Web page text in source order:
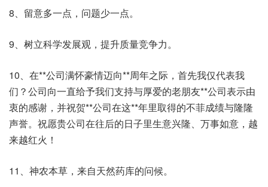
8、留意多一点，问题少一点。
9、树立科学发展观，提升质量竞争力。
10、在**公司满怀豪情迈向**周年之际，首先我仅代表我
们？公司向一直给予我们支持与厚爱的老朋友**公司表示由
衷的感谢，并祝贺**公司在这**年里取得的不菲成绩与隆隆
声誉。祝愿贵公司在往后的日子里生意兴隆、万事如意，越
来越红火！
11、神农本草，来自天然药库的问候。